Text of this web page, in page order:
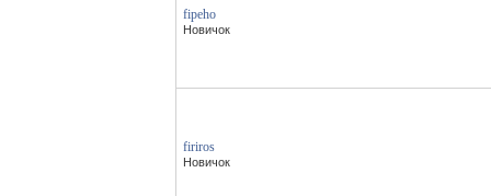
fipeho
Новичок
firiros
Новичок